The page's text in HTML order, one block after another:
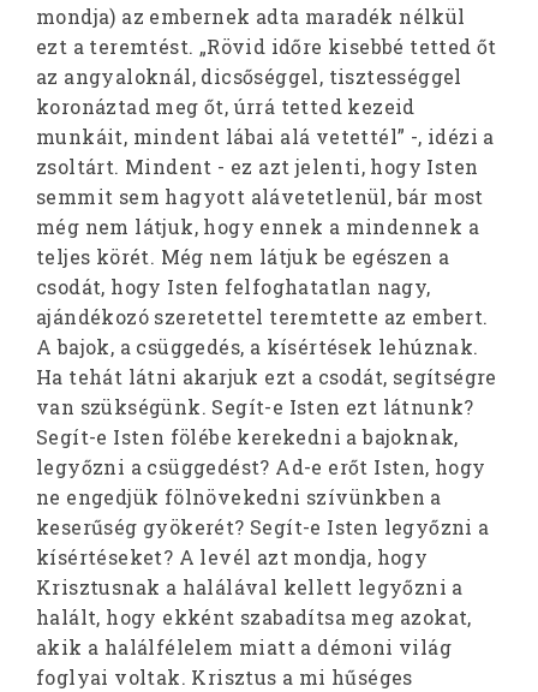
mondja) az embernek adta maradék nélkül
ezt a teremtést. „Rövid időre kisebbé tetted őt
az angyaloknál, dicsőséggel, tisztességgel
koronáztad meg őt, úrrá tetted kezeid
munkáit, mindent lábai alá vetettél” -, idézi a
zsoltárt. Mindent - ez azt jelenti, hogy Isten
semmit sem hagyott alávetetlenül, bár most
még nem látjuk, hogy ennek a mindennek a
teljes körét. Még nem látjuk be egészen a
csodát, hogy Isten felfoghatatlan nagy,
ajándékozó szeretettel teremtette az embert.
A bajok, a csüggedés, a kísértések lehúznak.
Ha tehát látni akarjuk ezt a csodát, segítségre
van szükségünk. Segít-e Isten ezt látnunk?
Segít-e Isten fölébe kerekedni a bajoknak,
legyőzni a csüggedést? Ad-e erőt Isten, hogy
ne engedjük fölnövekedni szívünkben a
keserűség gyökerét? Segít-e Isten legyőzni a
kísértéseket? A levél azt mondja, hogy
Krisztusnak a halálával kellett legyőzni a
halált, hogy ekként szabadítsa meg azokat,
akik a halálfélelem miatt a démoni világ
foglyai voltak. Krisztus a mi hűséges